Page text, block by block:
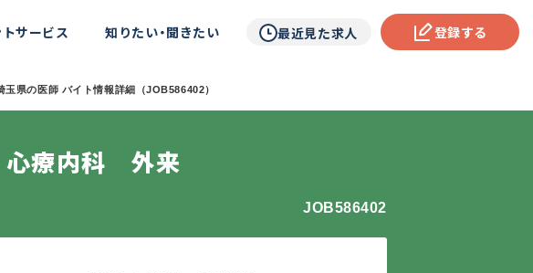
サービス 知りたい・聞きたい 最近見た求人 登録する
玉県の医師 バイト情報詳細（JOB586402）
療内科 外来
JOB586402